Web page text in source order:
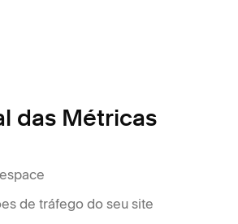
das Métricas
de tráfego do seu site